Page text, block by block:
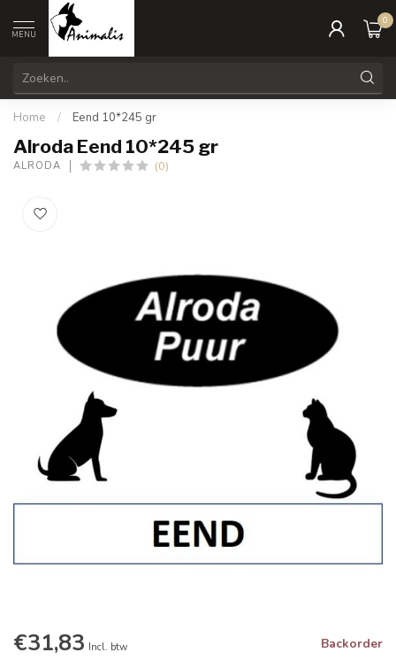
MENU
0
Home / Eend 10*245 gr
Alroda Eend 10*245 gr
ALRODA (0)
€31,83 Incl. btw Backorder